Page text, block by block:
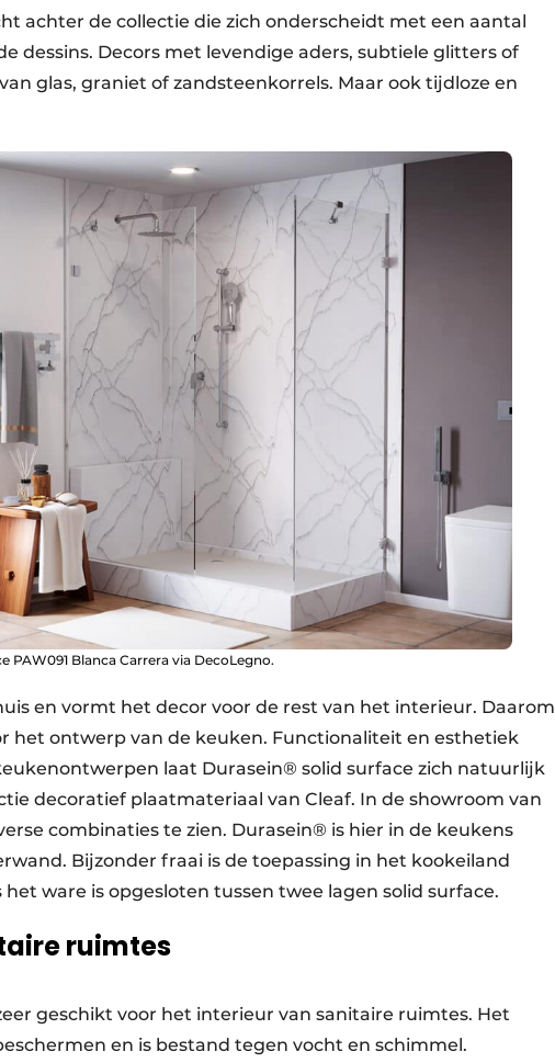
achter de collectie die zich onderscheidt met een aantal
dessins. Decors met levendige aders, subtiele glitters of
glas, graniet of zandsteenkorrels. Maar ook tijdloze en
PAW091 Blanca Carrera via DecoLegno.
en vormt het decor voor de rest van het interieur. Daarom
het ontwerp van de keuken. Functionaliteit en esthetiek
laat Durasein® solid surface zich natuurlijk
decoratief plaatmateriaal van Cleaf. In de showroom van
combinaties te zien. Durasein® is hier in de keukens
Bijzonder fraai is de toepassing in het kookeiland
ware is opgesloten tussen twee lagen solid surface.
ruimtes
geschikt voor het interieur van sanitaire ruimtes. Het
en is bestand tegen vocht en schimmel.